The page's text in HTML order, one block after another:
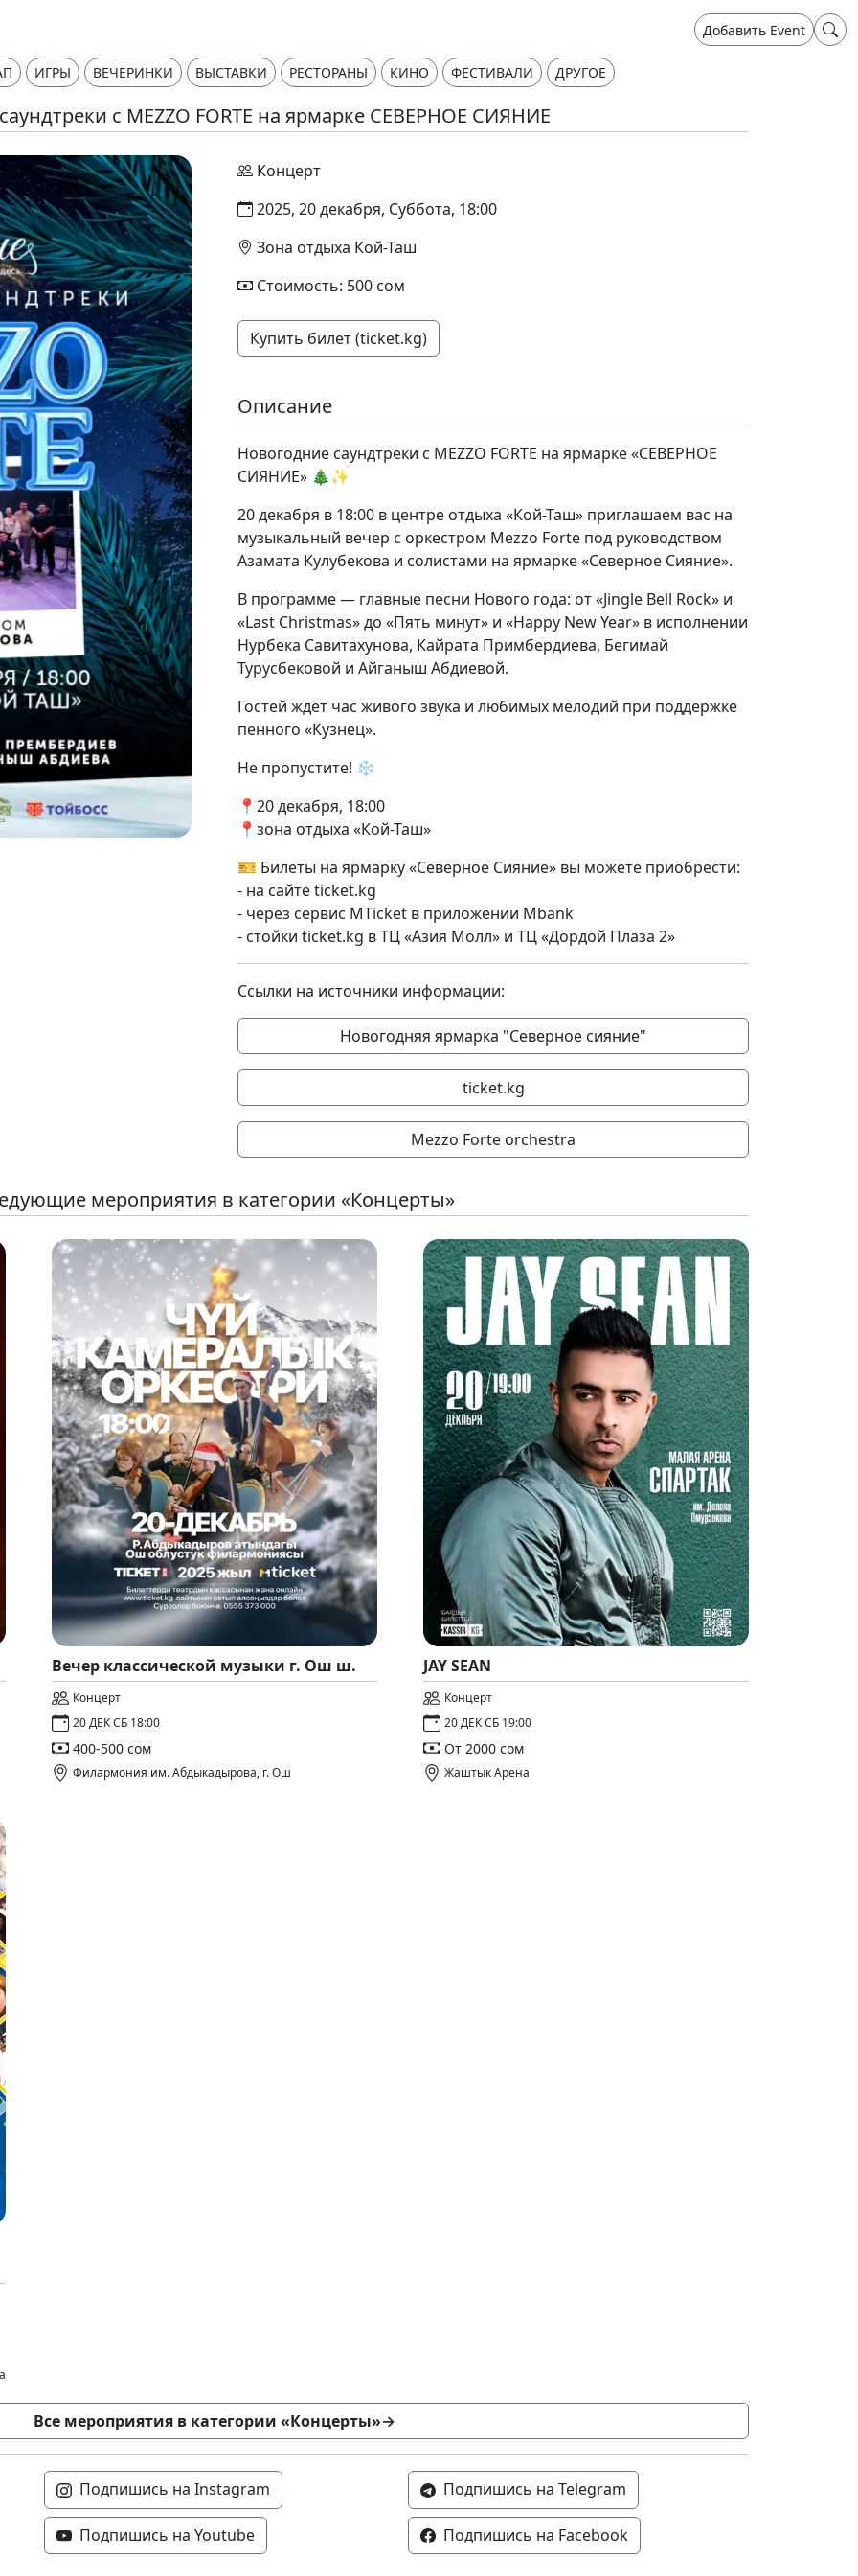
Добавить Event
ИГРЫ ВЕЧЕРИНКИ ВЫСТАВКИ РЕСТОРАНЫ КИНО ФЕСТИВАЛИ ДРУГОЕ
с MEZZO FORTE на ярмарке СЕВЕРНОЕ СИЯНИЕ
Концерт
2025, 20 декабря, Суббота, 18:00
Зона отдыха Кой-Таш
Стоимость: 500 сом
Купить билет (ticket.kg)
Описание
Новогодние саундтреки с MEZZO FORTE на ярмарке «СЕВЕРНОЕ
СИЯНИЕ» 🎄✨
20 декабря в 18:00 в центре отдыха «Кой-Таш» приглашаем вас на
музыкальный вечер с оркестром Mezzo Forte под руководством
Азамата Кулубекова и солистами на ярмарке «Северное Сияние».
В программе — главные песни Нового года: от «Jingle Bell Rock» и
«Last Christmas» до «Пять минут» и «Happy New Year» в исполнении
Нурбека Савитахунова, Кайрата Примбердиева, Бегимай
Турусбековой и Айганыш Абдиевой.
Гостей ждёт час живого звука и любимых мелодий при поддержке
пенного «Кузнец».
Не пропустите! ❄️
📍20 декабря, 18:00
📍зона отдыха «Кой-Таш»
🎫 Билеты на ярмарку «Северное Сияние» вы можете приобрести:
- на сайте ticket.kg
- через сервис MTicket в приложении Mbank
- стойки ticket.kg в ТЦ «Азия Молл» и ТЦ «Дордой Плаза 2»
Ссылки на источники информации:
Новогодняя ярмарка "Северное сияние"
ticket.kg
Mezzo Forte orchestra
мероприятия в категории «Концерты»
Вечер классической музыки г. Ош ш.
Концерт
20 ДЕК СБ 18:00
400-500 сом
Филармония им. Абдыкадырова, г. Ош
JAY SEAN
Концерт
20 ДЕК СБ 19:00
От 2000 сом
Жаштык Арена
Все мероприятия в категории «Концерты»→
Подпишись на Instagram Подпишись на Telegram
Подпишись на Youtube Подпишись на Facebook